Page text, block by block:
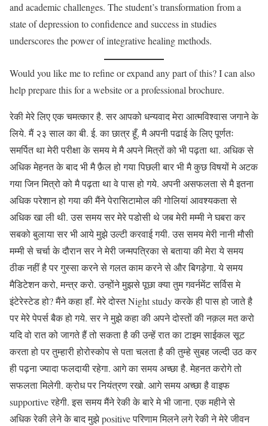
and academic challenges. The student’s transformation from a
state of depression to confidence and success in studies
underscores the power of integrative healing methods.
Would you like me to refine or expand any part of this? I can also
help prepare this for a website or a professional brochure.
रेकी मेरे लिए एक चमत्कार है. सर आपको धन्यवाद मेरा आत्मविश्वास जगाने के
लिये. मैं २३ साल का बी. ई. का छात्र हूँ, मै अपनी पढाई के लिए पूर्णतः
समर्पित था मेरी परीक्षा के समय मे मै अपने मित्रों को भी पढ़ता था. अधिक से
अधिक मेहनत के बाद भी मै फ़ैल हो गया पिछली बार भी मै कुछ विषयों मे अटक
गया जिन मित्रो को मै पढ़ता था वे पास हो गये. अपनी असफलता से मै इतना
अधिक परेशान हो गया की मैंने पेरासिटामोल की गोलियां आवश्यकता से
अधिक खा ली थी. उस समय सर मेरे पडोसी थे जब मेरी मम्मी ने घबरा कर
सबको बुलाया सर भी आये मुझे उल्टी करवाई गयी. उस समय मेरी नानी मौसी
मम्मी से चर्चा के दौरान सर ने मेरी जन्मपत्रिका से बताया की मेरा ये समय
ठीक नहीं है पर गुस्सा करने से गलत काम करने से और बिगड़ेगा. ये समय
मैडिटेशन करो, मन्त्र करो. उन्होंने मुझसे पूछा क्या तुम गवर्नमेंट सर्विस मे
इंटेरेस्टेड हो? मैंने कहा हाँ. मेरे दोस्त Night study करके ही पास हो जाते है
पर मेरे पेपर्स बैक हो गये. सर ने मुझे कहा की अपने दोस्तों की नक़ल मत करो
यदि वो रात को जागते हैं तो सकता है की उन्हें रात का टाइम साईकल सूट
करता हो पर तुम्हारी होरोस्कोप से पता चलता है की तुम्हे सुबह जल्दी उठ कर
ही पढ़ना ज्यादा फलदायी रहेगा. आगे का समय अच्छा है. मेहनत करोगे तो
सफलता मिलेगी. क्रोध पर नियंत्रण रखो. आगे समय अच्छा है वाइफ
supportive रहेगी. इस समय मैंने रेकी के बारे मे भी जाना. एक महीने से
अधिक रेकी लेने के बाद मुझे positive परिणाम मिलने लगे रेकी ने मेरे जीवन